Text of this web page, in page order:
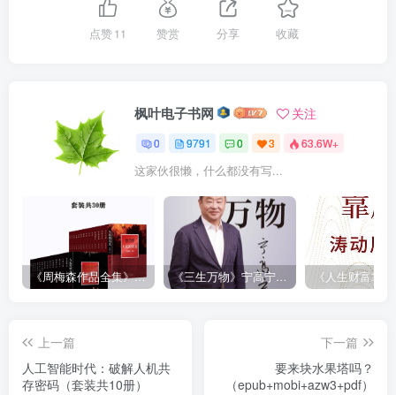
点赞11 赞赏 分享 收藏
枫叶电子书网 关注
0 9791 0 3 63.6W+
这家伙很懒，什么都没有写...
《周梅森作品全集》[共30册] 《三生万物》宁高宁（epub+mobi+azw3+pdf）
上一篇
人工智能时代：破解人机共
存密码（套装共10册）
下一篇
要来块水果塔吗？
（epub+mobi+azw3+pdf）